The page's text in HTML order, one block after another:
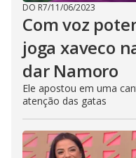
DO R7/11/06/2023
Com voz
joga xaveco
dar Namoro
Ele apostou em uma
atenção das gatas